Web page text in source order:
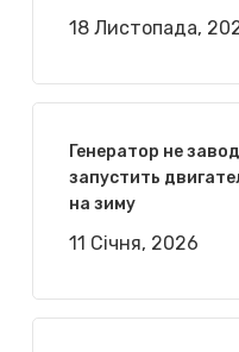
18 Листопада,
Генератор не
запустить
на зиму
11 Січня, 2026